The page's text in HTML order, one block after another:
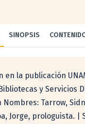
SINOPSIS
en la publicación
y Servicios
Nombres: Tarrow,
Jorge, prologuista. |